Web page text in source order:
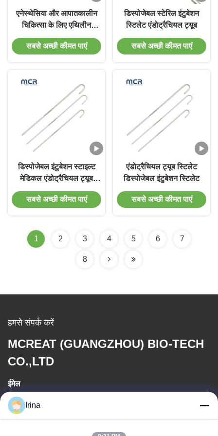
एनेस्थेसिया और आपातकालीन
चिकित्सा के लिए एथिलीन
ऑक्साइड नसबंदी के साथ
डिस्पोजेबल मेडिकल इंटुबेशन
सबसे अच्छी कीमत पाएं
डिस्पोजेबल स्टेरिल इंटुबेशन
स्टिलेट एंडोट्रैचियल ट्यूब
सबसे अच्छी कीमत पाएं
डिस्पोजेबल इंटुबेशन स्टाइल्ट
मेडिकल एंडोट्रैचियल ट्यूब
स्टाइल्ट
सबसे अच्छी कीमत पाएं
एंडोट्रैचियल ट्यूब स्टिलेट
डिस्पोजेबल इंटुबेशन स्टिलेट
सबसे अच्छी कीमत पाएं
1 2 3 4 5 6 7
8
हमसे संपर्क करें
MCREAT (GUANGZHOU) BIO-TECH
CO.,LTD
ईमेल
irina@mcreatmedical.com
Irina